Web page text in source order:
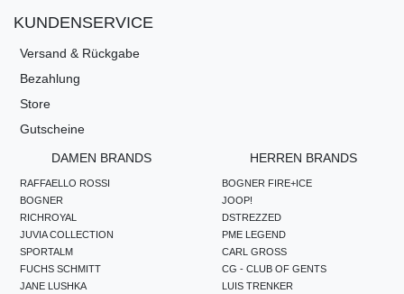
KUNDENSERVICE
Versand & Rückgabe
Bezahlung
Store
Gutscheine
DAMEN BRANDS
RAFFAELLO ROSSI
BOGNER
RICHROYAL
JUVIA COLLECTION
SPORTALM
FUCHS SCHMITT
JANE LUSHKA
HERREN BRANDS
BOGNER FIRE+ICE
JOOP!
DSTREZZED
PME LEGEND
CARL GROSS
CG - CLUB OF GENTS
LUIS TRENKER